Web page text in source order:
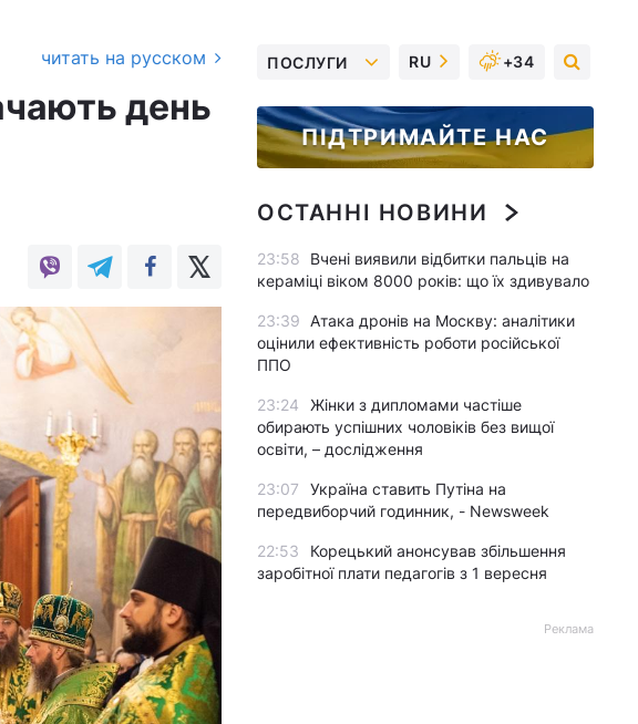
читать на русском
день
ПОСЛУГИ RU +34
ПІДТРИМАЙТЕ НАС
ОСТАННІ НОВИНИ
23:58
Вчені виявили відбитки пальців на
кераміці віком 8000 років: що їх здивувало
23:39
Атака дронів на Москву: аналітики
оцінили ефективність роботи російської
ППО
23:24
Жінки з дипломами частіше
обирають успішних чоловіків без вищої
освіти, – дослідження
23:07
Україна ставить Путіна на
передвиборчий годинник, - Newsweek
22:53
Корецький анонсував збільшення
заробітної плати педагогів з 1 вересня
Реклама